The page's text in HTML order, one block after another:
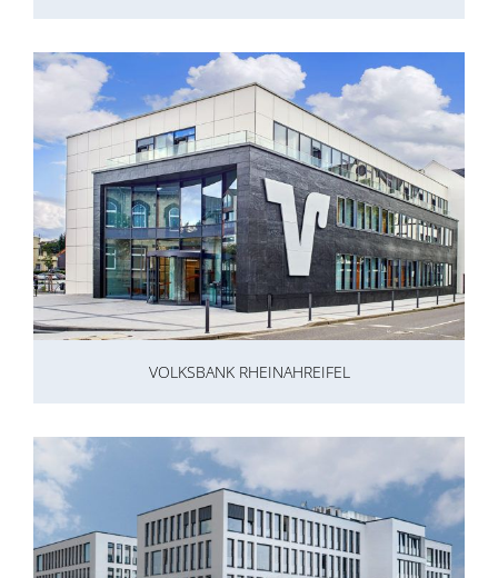
VOLKSBANK RHEINAHREIFEL